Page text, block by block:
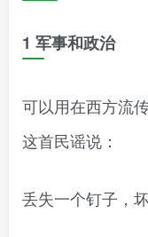
1 军事和政治
可以用在西方流
这首民谣说：
丢失一个钉子，